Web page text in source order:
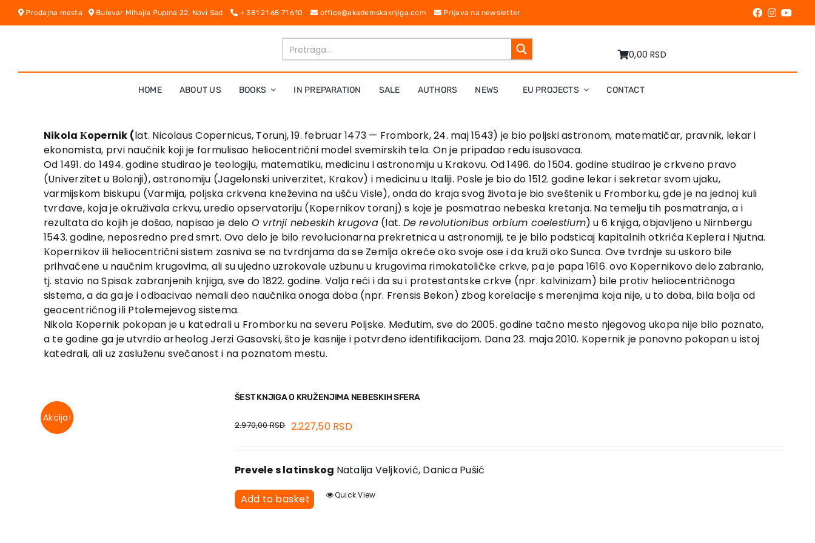
Skip
Prodajna mesta Bulevar Mihajla Pupina 22, Novi Sad + 381 21 65 71 610 office@akademskaknjiga.com Prijava na newsletter
0,00 RSD
HOME ABOUT US BOOKS IN PREPARATION SALE AUTHORS NEWS EU PROJECTS CONTACT
Nikola Кopernik (lat. Nicolaus Copernicus, Torunj, 19. februar 1473 — Frombork, 24. maj 1543) je bio poljski astronom, matematičar, pravnik, lekar i
ekonomista, prvi naučnik koji je formulisao heliocentrični model svemirskih tela. On je pripadao redu isusovaca.
Od 1491. do 1494. godine studirao je teologiju, matematiku, medicinu i astronomiju u Кrakovu. Od 1496. do 1504. godine studirao je crkveno pravo
(Univerzitet u Bolonji), astronomiju (Jagelonski univerzitet, Кrakov) i medicinu u Italiji. Posle je bio do 1512. godine lekar i sekretar svom ujaku,
varmijskom biskupu (Varmija, poljska crkvena kneževina na ušću Visle), onda do kraja svog života je bio sveštenik u Fromborku, gde je na jednoj kuli
tvrđave, koja je okruživala crkvu, uredio opservatoriju (Кopernikov toranj) s koje je posmatrao nebeska kretanja. Na temelju tih posmatranja, a i
rezultata do kojih je došao, napisao je delo O vrtnji nebeskih krugova(lat. De revolutionibus orbium coelestium) u 6 knjiga, objavljeno u Nirnbergu
1543. godine, neposredno pred smrt. Ovo delo je bilo revolucionarna prekretnica u astronomiji, te je bilo podsticaj kapitalnih otkrića Кeplera i Njutna.
Кopernikov ili heliocentrični sistem zasniva se na tvrdnjama da se Zemlja okreće oko svoje ose i da kruži oko Sunca. Ove tvrdnje su uskoro bile
prihvaćene u naučnim krugovima, ali su ujedno uzrokovale uzbunu u krugovima rimokatoličke crkve, pa je papa 1616. ovo Кopernikovo delo zabranio,
tj. stavio na Spisak zabranjenih knjiga, sve do 1822. godine. Valja reći i da su i protestantske crkve (npr. kalvinizam) bile protiv heliocentričnoga
sistema, a da ga je i odbacivao nemali deo naučnika onoga doba (npr. Frensis Bekon) zbog korelacije s merenjima koja nije, u to doba, bila bolja od
geocentričnog ili Ptolemejevog sistema.
Nikola Кopernik pokopan je u katedrali u Fromborku na severu Poljske. Međutim, sve do 2005. godine tačno mesto njegovog ukopa nije bilo poznato,
a te godine ga je utvrdio arheolog Jerzi Gasovski, što je kasnije i potvrđeno identifikacijom. Dana 23. maja 2010. Кopernik je ponovno pokopan u istoj
katedrali, ali uz zasluženu svečanost i na poznatom mestu.
Akcija!
ŠEST KNJIGA O KRUŽENJIMA NEBESKIH SFERA
2.970,00RSD 2.227,50 RSD
Prevele s latinskog Natalija Veljković, Danica Pušić
Add to basket Quick View